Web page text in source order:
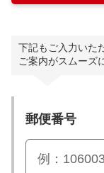
下記もご入力いた
ご案内がスムーズ
郵便番号